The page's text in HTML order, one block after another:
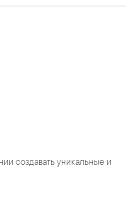
создавать уникальные и